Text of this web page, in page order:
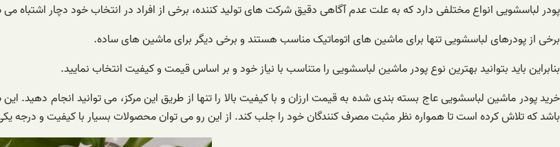
پودر لباسشویی انواع مختلفی دارد که به علت عدم آگاهی دقیق شرکت های تولید کننده، برخی از افراد در انتخاب خود دچار اشتباه
برخی از پودرهای لباسشویی تنها برای ماشین های اتوماتیک مناسب هستند و برخی دیگر برای ماشین های ساده.
بنابراین باید بتوانید بهترین نوع پودر ماشین لباسشویی را متناسب با نیاز خود و بر اساس قیمت و کیفیت انتخاب نمایید.
خرید پودر ماشین لباسشویی عاج بسته بندی شده به قیمت ارزان و با کیفیت بالا را تنها از طریق این مرکز، می توانید انجام دهید.
باشد که تلاش کرده است تا همواره نظر مثبت مصرف کنندگان خود را جلب کند.‌ از این رو می توان محصولات بسیار با کیفیت و درجه